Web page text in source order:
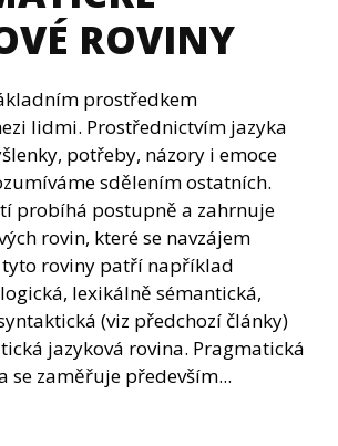
ROVINY
prostředkem
lidmi. Prostřednictvím jazyka
potřeby, názory i emoce
sdělením ostatních.
probíhá postupně a zahrnuje
rovin, které se navzájem
roviny patří například
lexikálně sémantická,
(viz předchozí články)
jazyková rovina. Pragmatická
se zaměřuje především...